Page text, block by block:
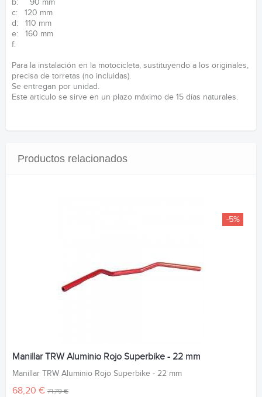
b: 90 mm
c: 120 mm
d: 110 mm
e: 160 mm
f:
Para la instalación en la motocicleta, sustituyendo a los originales,
precisa de torretas (no incluidas).
Se entregan por unidad.
Este articulo se sirve en un plazo máximo de 15 días naturales.
Productos relacionados
-5%
Manillar TRW Aluminio Rojo Superbike - 22 mm
Manillar TRW Aluminio Rojo Superbike - 22 mm
68,20 € 71,79 €